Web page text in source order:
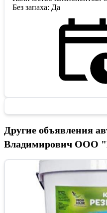
Без запаха: Да
Другие объявления
Владимирович ООО